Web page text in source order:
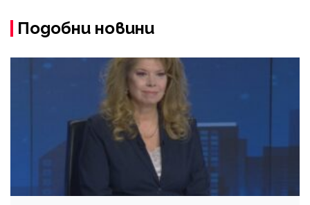
Подобни новини